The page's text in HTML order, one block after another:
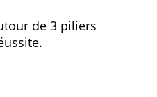
de 3 piliers